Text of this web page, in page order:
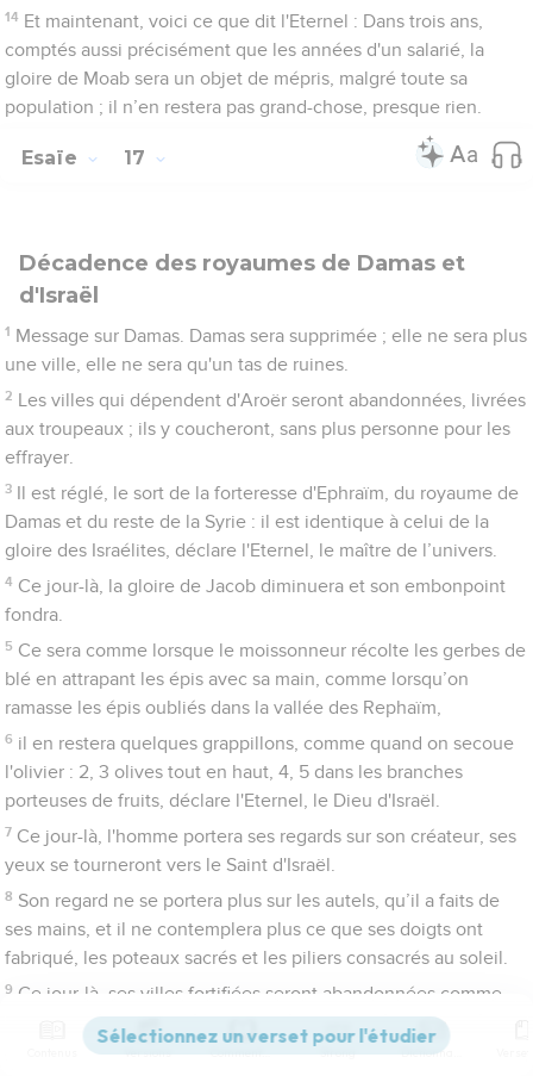
14 Et maintenant, voici ce que dit l'Eternel : Dans trois ans,
comptés aussi précisément que les années d'un salarié, la
gloire de Moab sera un objet de mépris, malgré toute sa
population ; il n’en restera pas grand-chose, presque rien.
Esaïe 17
Décadence des royaumes de Damas et
d'Israël
1 Message sur Damas. Damas sera supprimée ; elle ne sera plus
une ville, elle ne sera qu'un tas de ruines.
2 Les villes qui dépendent d'Aroër seront abandonnées, livrées
aux troupeaux ; ils y coucheront, sans plus personne pour les
effrayer.
3 Il est réglé, le sort de la forteresse d'Ephraïm, du royaume de
Damas et du reste de la Syrie : il est identique à celui de la
gloire des Israélites, déclare l'Eternel, le maître de l’univers.
4 Ce jour-là, la gloire de Jacob diminuera et son embonpoint
fondra.
5 Ce sera comme lorsque le moissonneur récolte les gerbes de
blé en attrapant les épis avec sa main, comme lorsqu’on
ramasse les épis oubliés dans la vallée des Rephaïm,
6 il en restera quelques grappillons, comme quand on secoue
l'olivier : 2, 3 olives tout en haut, 4, 5 dans les branches
porteuses de fruits, déclare l'Eternel, le Dieu d'Israël.
7 Ce jour-là, l'homme portera ses regards sur son créateur, ses
yeux se tourneront vers le Saint d'Israël.
8 Son regard ne se portera plus sur les autels, qu’il a faits de
ses mains, et il ne contemplera plus ce que ses doigts ont
fabriqué, les poteaux sacrés et les piliers consacrés au soleil.
9 Ce jour-là, ses villes fortifiées seront abandonnées comme
forêts et sommets l’ont été à l’approche des Israélites : ce sera
un désert.
Versions Commentaires Strong